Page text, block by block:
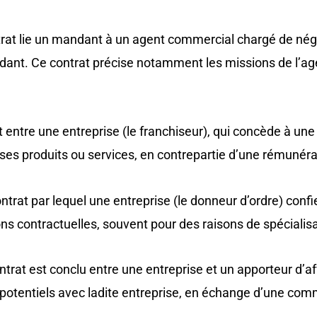
lie un mandant à un agent commercial chargé de
Ce contrat précise notamment les missions de
entre une entreprise (le franchiseur), qui concède à
produits ou services, en contrepartie d’une
par lequel une entreprise (le donneur d’ordre)
contractuelles, souvent pour des raisons de
est conclu entre une entreprise et un apporteur
avec ladite entreprise, en échange d’une